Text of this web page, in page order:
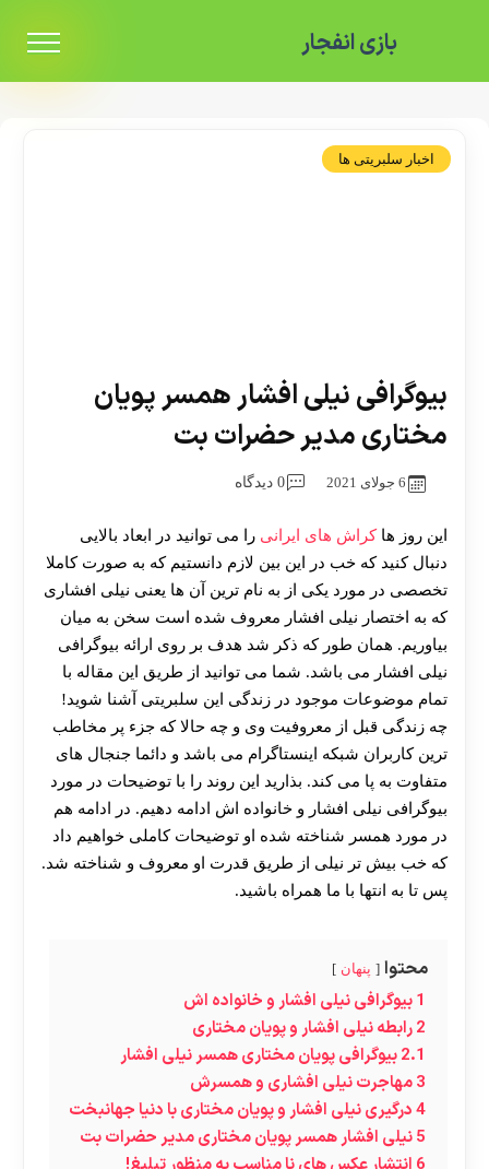
بازی انفجار
اخبار سلبریتی ها
بیوگرافی نیلی افشار همسر پویان
مختاری مدیر حضرات بت
6 جولای 2021 0 دیدگاه
این روز هاکراش های ایرانی را می توانید در ابعاد بالایی
دنبال کنید که خب در این بین لازم دانستیم که به صورت کاملا
تخصصی در مورد یکی از به نام ترین آن ها یعنی نیلی افشاری
که به اختصار نیلی افشار معروف شده است سخن به میان
بیاوریم. همان طور که ذکر شد هدف بر روی ارائه بیوگرافی
نیلی افشار می باشد. شما می توانید از طریق این مقاله با
تمام موضوعات موجود در زندگی این سلبریتی آشنا شوید!
چه زندگی قبل از معروفیت وی و چه حالا که جزء پر مخاطب
ترین کاربران شبکه اینستاگرام می باشد و دائما جنجال های
متفاوت به پا می کند. بذارید این روند را با توضیحات در مورد
بیوگرافی نیلی افشار و خانواده اش ادامه دهیم. در ادامه هم
در مورد همسر شناخته شده او توضیحات کاملی خواهیم داد
که خب بیش تر نیلی از طریق قدرت او معروف و شناخته شد.
پس تا به انتها با ما همراه باشید.
محتوا پنهان
1بیوگرافی نیلی افشار و خانواده اش
2رابطه نیلی افشار و پویان مختاری
2.1بیوگرافی پویان مختاری همسر نیلی افشار
3مهاجرت نیلی افشاری و همسرش
4درگیری نیلی افشار و پویان مختاری با دنیا جهانبخت
5نیلی افشار همسر پویان مختاری مدیر حضرات بت